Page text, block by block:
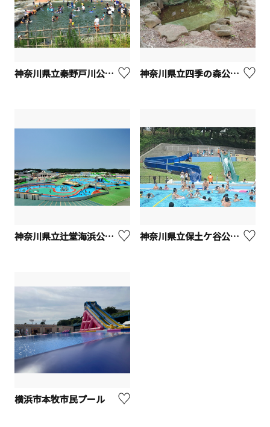
神奈川県立秦野戸川公園 水無川 神奈川県立四季の森公園 じゃぶじゃぶ池
神奈川県立辻堂海浜公園 ジャンボプール 神奈川県立保土ケ谷公園プール
横浜市本牧市民プール